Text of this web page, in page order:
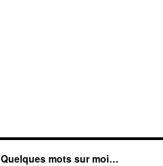
Quelques mots sur moi…